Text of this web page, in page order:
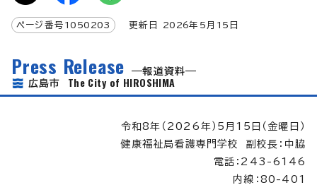
ページ番号 1050203 更新日 2026年5月 15 日
Press Release
報道資料
広島市 The City of HIROSHIMA
令和8年（2026年）5月15日（金曜日）
健康福祉局看護専門学校 副校長：中脇
電話：243-6146
内線：80-401